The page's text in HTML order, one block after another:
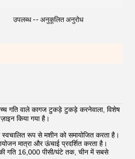
उपलब्ध -- अनुकूलित अनुरोध
गति वाले कागज टुकड़े टुकड़े करनेवाला, विशेष
किया गया है।
रूप से मशीन को समायोजित करता है।
मात्रा और ऊंचाई प्रदर्शित करता है।
16,000 पीसी/घंटे तक, चीन में सबसे